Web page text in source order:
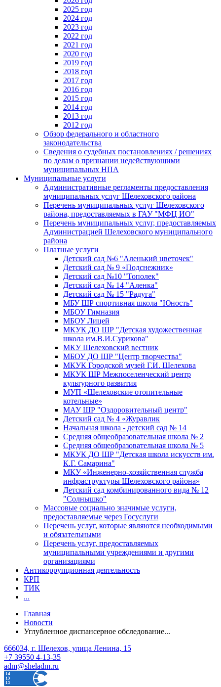
2025 год
2024 год
2023 год
2022 год
2021 год
2020 год
2019 год
2018 год
2017 год
2016 год
2015 год
2014 год
2013 год
2012 год
Обзор федерального и областного
законодательства
Сведения о судебных постановлениях / решениях
по делам о признании недействующими
муниципальных НПА
Муниципальные услуги
Административные регламенты предоставления
муниципальных услуг Шелеховского района
Перечень муниципальных услуг Шелеховского
района, предоставляемых в ГАУ "МФЦ ИО"
Перечень муниципальных услуг, предоставляемых
Администрацией Шелеховского муниципального
района
Платные услуги
Детский сад №6 "Аленький цветочек"
Детский сад № 9 «Подснежник»
Детский сад №10 "Тополек"
Детский сад № 14 "Аленка"
Детский сад № 15 "Радуга"
МБУ ШР спортивная школа "Юность"
МБОУ Гимназия
МБОУ Лицей
МКУК ДО ШР "Детская художественная
школа им.В.И.Сурикова"
МКУ Шелеховский вестник
МБОУ ДО ШР "Центр творчества"
МКУК Городской музей Г.И. Шелехова
МКУК ШР Межпоселенческий центр
культурного развития
МУП «Шелеховские отопительные
котельные»
МАУ ШР "Оздоровительный центр"
Детский сад № 4 «Журавлик
Начальная школа - детский сад № 14
Средняя общеобразовательная школа № 2
Средняя общеобразовательная школа № 5
МКУК ДО ШР "Детская школа искусств им.
К.Г. Самарина"
МКУ «Инженерно-хозяйственная служба
инфраструктуры Шелеховского района»
Детский сад комбинированного вида № 12
"Солнышко"
Массовые социально значимые услуги,
предоставляемые через Госуслуги
Перечень услуг, которые являются необходимыми
и обязательными
Перечень услуг, предоставляемых
муниципальными учреждениями и другими
организациями
Антикоррупционная деятельность
КРП
ТИК
...
Главная
Новости
Углубленное диспансерное обследование...
666034, г. Шелехов, улица Ленина, 15
+7 39550 4-13-35
adm@sheladm.ru